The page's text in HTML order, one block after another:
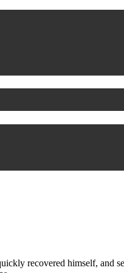
recovered himself, and